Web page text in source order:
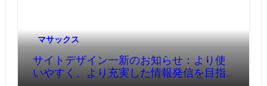
マサックス
サイトデザイン一新のお知らせ：より使
いやすく、より充実した情報発信を目指